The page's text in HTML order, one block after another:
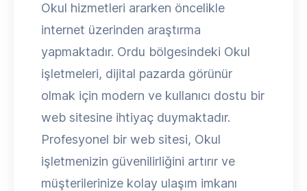
Okul hizmetleri ararken öncelikle
internet üzerinden araştırma
yapmaktadır. Ordu bölgesindeki Okul
işletmeleri, dijital pazarda görünür
olmak için modern ve kullanıcı dostu bir
web sitesine ihtiyaç duymaktadır.
Profesyonel bir web sitesi, Okul
işletmenizin güvenilirliğini artırır ve
müşterilerinize kolay ulaşım imkanı